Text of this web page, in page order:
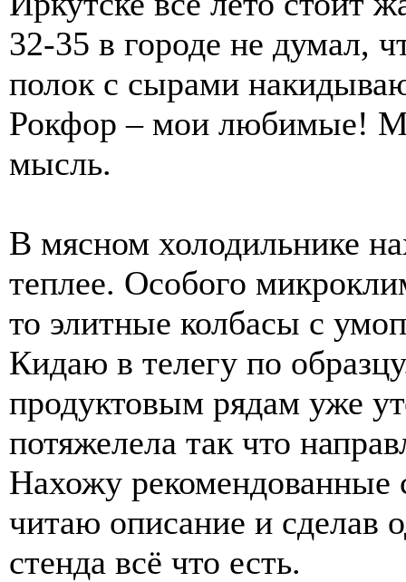
32-35 в городе не думал,
полок с сырами
Рокфор – мои любимые!
мысль.
В мясном холодильнике
теплее. Особого
то элитные колбасы с
Кидаю в телегу по
продуктовым рядам уже
потяжелела так что
Нахожу рекомендованные
читаю описание и сделав
стенда всё что есть.